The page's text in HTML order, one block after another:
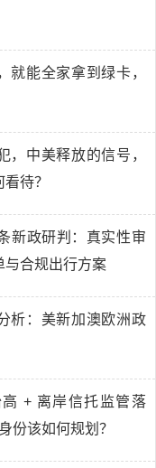
就能全家拿到绿卡，
，中美释放的信号，
待？
新政研判：真实性审
与合规出行方案
析：美新加澳欧洲政
+ 离岸信托监管落
份该如何规划？